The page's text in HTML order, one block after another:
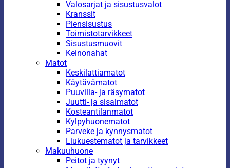
Valosarjat ja sisustusvalot
Kranssit
Piensisustus
Toimistotarvikkeet
Sisustusmuovit
Keinonahat
Matot
Keskilattiamatot
Käytävämatot
Puuvilla- ja räsymatot
Juutti- ja sisalmatot
Kosteantilanmatot
Kylpyhuonematot
Parveke ja kynnysmatot
Liukuestematot ja tarvikkeet
Makuuhuone
Peitot ja tyynyt